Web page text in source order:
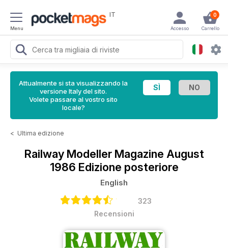
Menu
IT 0
Carrello
Accesso
Attualmente si sta visualizzando la
versione Italy del sito.
Volete passare al vostro sito
locale?
< Ultima edizione
Railway Modeller Magazine August
1986 Edizione posteriore
English
323
Recensioni